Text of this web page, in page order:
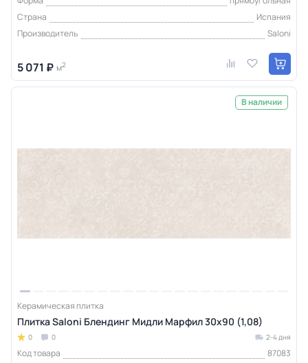
Страна
Испания
Производитель
Saloni
5 071 ₽ м2
В наличии
Керамическая плитка
Плитка Saloni Блендинг Мидли Марфил 30x90 (1,08)
0 0 2-4 дня
Код товара
87083